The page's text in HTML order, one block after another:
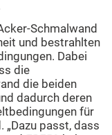
Schmalwand
und bestrahlten
Dabei
die
die beiden
dadurch deren
für
„Dazu passt, dass